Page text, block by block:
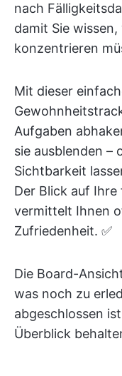
nach
damit Sie
konzentrieren
Mit dieser
Aufgaben
sie ausblenden –
Sichtbarkeit
Der Blick auf
vermittelt Ihnen
Zufriedenheit. ✅
Die Board-
was noch zu
abgeschlossen
Überblick